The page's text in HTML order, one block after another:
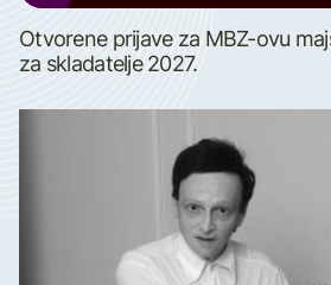
Otvorene prijave za MBZ-ovu
za skladatelje 2027.